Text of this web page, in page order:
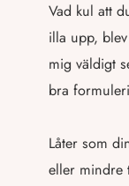
Vad kul att
illa upp,
mig väldigt
bra
Låter som
eller mindre